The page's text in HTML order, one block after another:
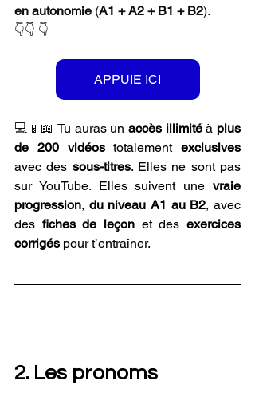
en autonomie (A1 + A2 + B1 + B2).
👇👇 👇
APPUIE ICI
💻📱📖 Tu auras un accès illimité à plus
de 200 vidéos totalement
avec des sous-titres. Elles ne sont pas
sur YouTube. Elles suivent une vraie
progression, du niveau A1 au B2, avec
des fiches de leçon et des exercices
corrigés pour t’entraîner.
2. Les pronoms